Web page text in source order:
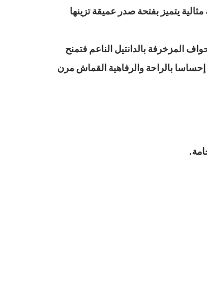
يتميز بفتحة صدر عميقة تزينها
المزخرفة بالدانتيل الناعم فتمنح
بالراحة والرفاهية القماش مرن